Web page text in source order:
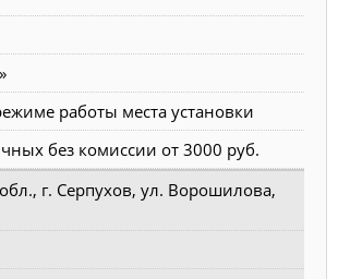
работы места установки
без комиссии от 3000 руб.
г. Серпухов, ул. Ворошилова,